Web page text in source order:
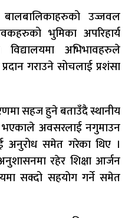
बालबालिकाहरुको उज्जवल
भुमिका अपरिहार्य
विद्यालयमा अभिभावहरुले
प्रदान गराउने सोचलाई प्रशंसा
सहज हुने बताउँदै स्थानीय
भएकाले अवसरलाई नगुमाउन
अनुरोध समेत गरेका थिए ।
अनुशासनमा रहेर शिक्षा आर्जन
सक्दो सहयोग गर्ने समेत